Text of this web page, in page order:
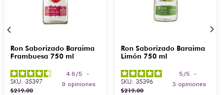
Ron Saborizado Baraima
Frambuesa 750 ml
4.6 /5
-
9 opiniones
SKU: 35397
$219.00
Ron Saborizado Baraima
Limón 750 ml
5 /5
-
3 opiniones
SKU: 35396
$219.00